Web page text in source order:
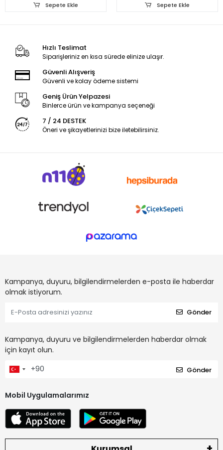
Sepete Ekle Sepete Ekle
Hızlı Teslimat
Siparişleriniz en kısa sürede elinize ulaşır.
Güvenli Alışveriş
Güvenli ve kolay ödeme sistemi
Geniş Ürün Yelpazesi
Binlerce ürün ve kampanya seçeneği
7 / 24 DESTEK
Öneri ve şikayetlerinizi bize iletebilirsiniz.
Kampanya, duyuru, bilgilendirmelerden e-posta ile haberdar
olmak istiyorum.
Gönder
Kampanya, duyuru ve bilgilendirmelerden haberdar olmak
için kayıt olun.
Gönder
Mobil Uygulamalarımız